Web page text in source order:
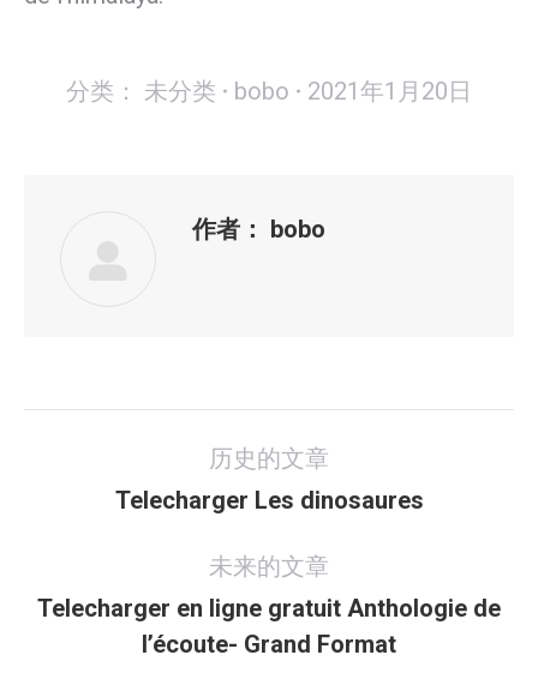
分类： 未分类 bobo 2021年1月20日
作者： bobo
历史的文章
历
的
文
章：
Telecharger Les dinosaures
未来的文章
未
来
Telecharger en ligne gratuit Anthologie de
l’écoute- Grand Format